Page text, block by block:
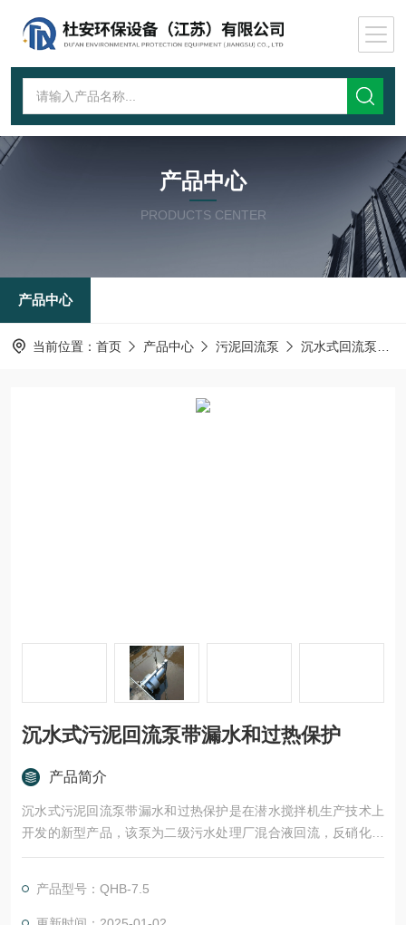
产品中心
PRODUCTS CENTER
产品中心
当前位置： 首页 产品中心 污泥回流泵 沉水式回流泵
沉水式污泥回流泵带漏水和过热保护
产品简介
沉水式污泥回流泵带漏水和过热保护是在潜水搅拌机生产技术上
开发的新型产品，该泵为二级污水处理厂混合液回流，反硝化脱
氮的专业设备，亦可以用于地面排水时抽净化水，灌溉和控制水
大流量场所。
产品型号：QHB-7.5